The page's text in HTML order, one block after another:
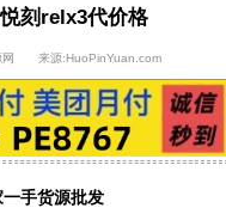
刻relx3代价格
网 来源:HuoPinYuan.com
手货源批发